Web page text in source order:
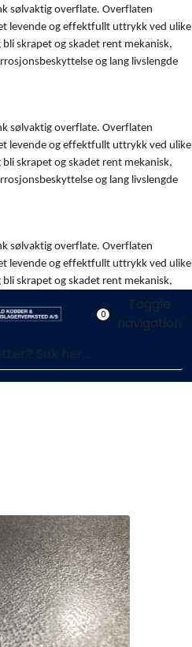
sølvaktig overflate. Overflaten
levende og effektfullt uttrykk ved ulike
skrapet og skadet rent mekanisk,
og lang livslengde
sølvaktig overflate. Overflaten
levende og effektfullt uttrykk ved ulike
skrapet og skadet rent mekanisk,
og lang livslengde
sølvaktig overflate. Overflaten
levende og effektfullt uttrykk ved ulike
skrapet og skadet rent mekanisk,
og lang livslengde
i butikk (Sandefjord)
0
Toggle
navigation